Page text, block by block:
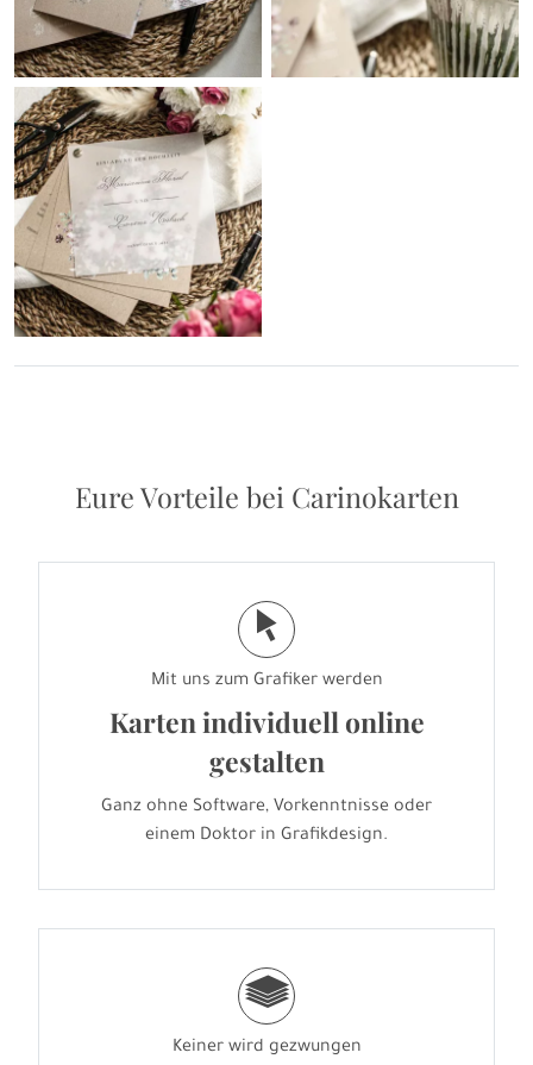
Eure Vorteile bei Carinokarten
j
Mit uns zum Grafiker werden
Karten individuell online
gestalten
Ganz ohne Software, Vorkenntnisse oder
einem Doktor in Grafikdesign.
g
Keiner wird gezwungen